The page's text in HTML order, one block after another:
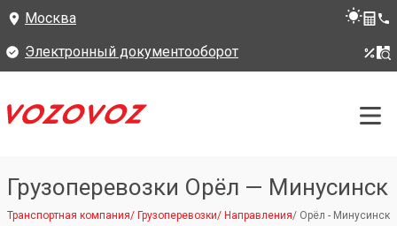
Москва
Электронный документооборот
Грузоперевозки Орёл — Минусинск
Транспортная компания/ Грузоперевозки/ Направления/ Орёл - Минусинск